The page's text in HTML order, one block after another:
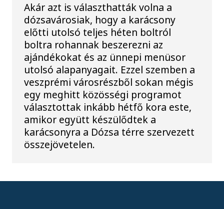
Akár azt is választhatták volna a
dózsavárosiak, hogy a karácsony
előtti utolsó teljes héten boltról
boltra rohannak beszerezni az
ajándékokat és az ünnepi menüsor
utolsó alapanyagait. Ezzel szemben a
veszprémi városrészből sokan mégis
egy meghitt közösségi programot
választottak inkább hétfő kora este,
amikor együtt készülődtek a
karácsonyra a Dózsa térre szervezett
összejövetelen.